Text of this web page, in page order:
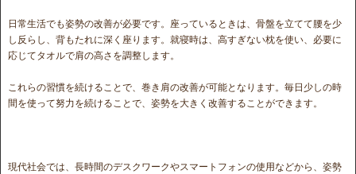
日常生活でも姿勢の改善が必要です。座っているときは、骨盤を立てて腰を少
し反らし、背もたれに深く座ります。就寝時は、高すぎない枕を使い、必要に
応じてタオルで肩の高さを調整します。
これらの習慣を続けることで、巻き肩の改善が可能となります。毎日少しの時
間を使って努力を続けることで、姿勢を大きく改善することができます。
現代社会では、長時間のデスクワークやスマートフォンの使用などから、姿勢